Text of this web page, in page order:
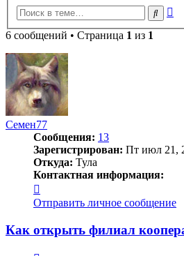
Поиск
6 сообщений • Страница 1 из 1
Семен77
Сообщения: 13
Зарегистрирован: Пт июл 21,
Откуда: Тула
Контактная информация:
информация
пользователя
Отправить личное сообщение
Как открыть филиал